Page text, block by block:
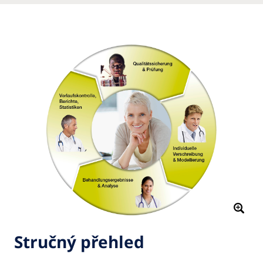
Stručný přehled